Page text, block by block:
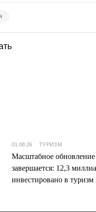
01.08.26 ТУРИЗМ
Масштабное
завершается: 12,3
инвестировано в туризм